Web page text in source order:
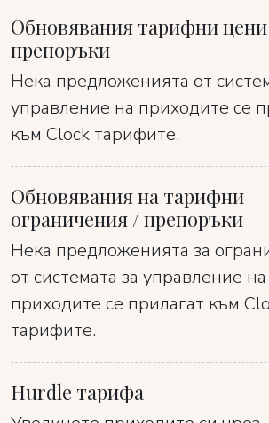
Обновявания тарифни
препоръки
Нека предложенията от
управление на приходите се
към Clock тарифите.
Обновявания на тарифни
ограничения / препоръки
Нека предложенията за
от системата за управление на
приходите се прилагат към
тарифите.
Hurdle тарифа